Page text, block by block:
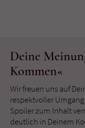
Deine
Kommen«
Wir freuen uns auf
respektvoller
Spoiler zum Inhalt
deutlich in Deinem